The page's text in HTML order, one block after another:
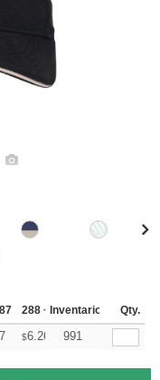
288 + Mas
Inventario Qty.
$6.26 +
991